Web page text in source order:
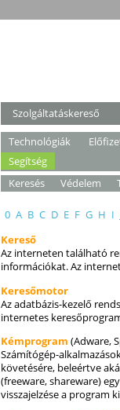
Szolgáltatáskereső
Technológiák
Segítség
Keresés
Védelem
0 A B C D E F G H I
Kereső
Az interneten található
információkat. Az
Keresőmotor
Az adatbázis-kezelő
internetes
Kémprogram (Adware,
Számítógép-
követésére, beleértve
(freeware, shareware)
visszajelzése a program